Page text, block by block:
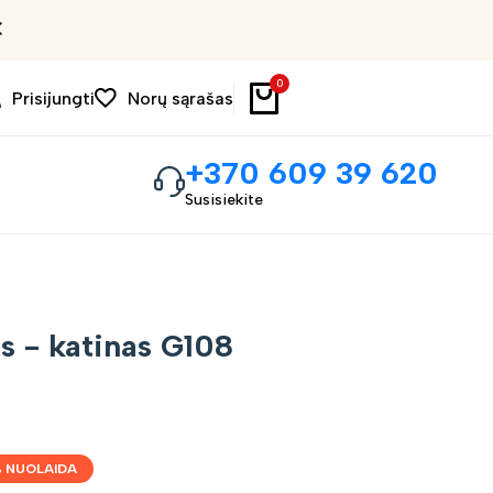
Prisijungti Norų sąrašas
0
+370 609 39 620
Susisiekite
- katinas G108
NUOLAIDA